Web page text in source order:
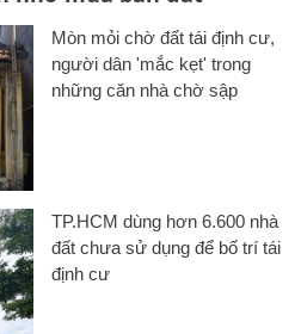
Mòn mỏi chờ đất tái định cư,
người dân 'mắc kẹt' trong
những căn nhà chờ sập
TP.HCM dùng hơn 6.600 nhà
đất chưa sử dụng để bố trí tái
định cư